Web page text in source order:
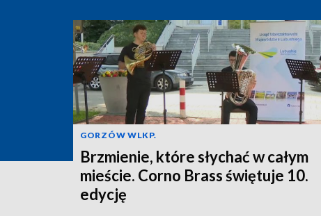
GORZÓW WLKP.
Brzmienie, które słychać w całym
mieście. Corno Brass świętuje 10.
edycję